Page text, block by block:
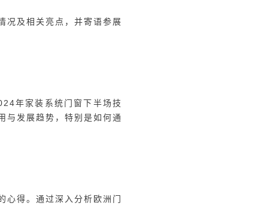
况及相关亮点，并寄语参展